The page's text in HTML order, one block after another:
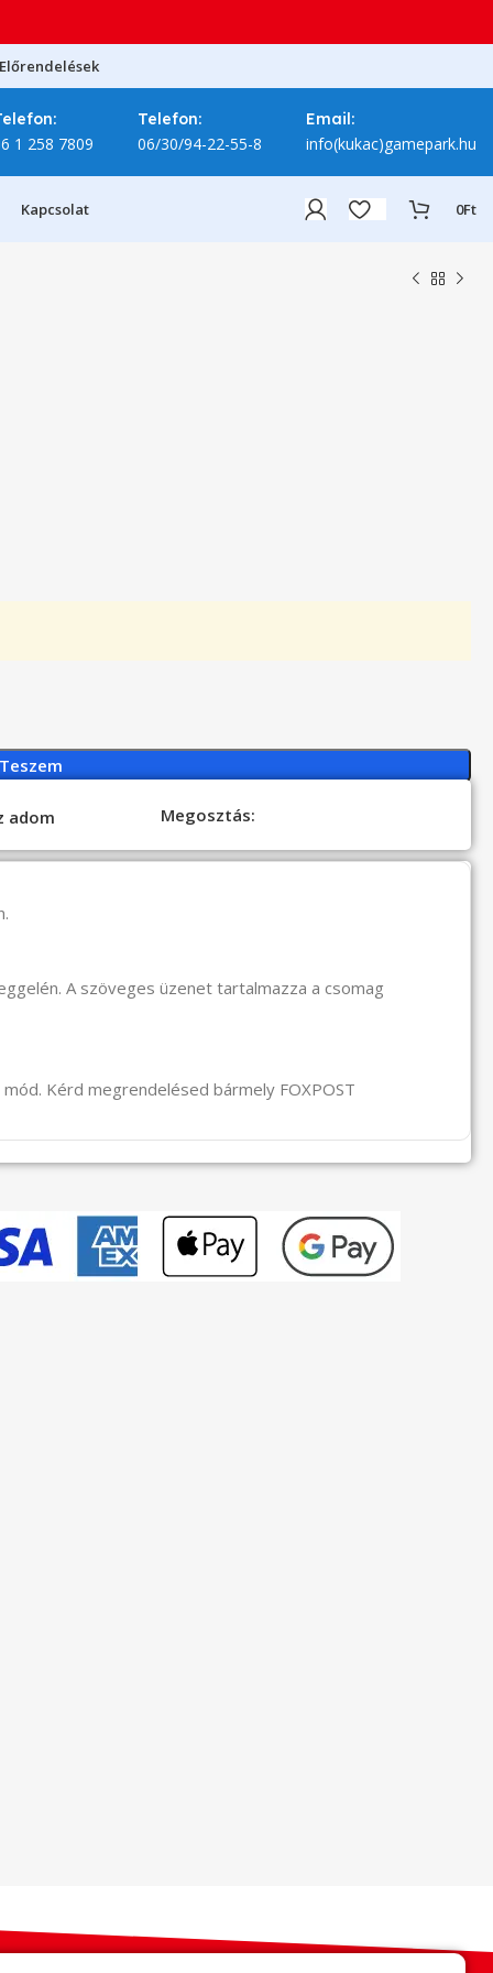
Előrendelések
1 258 7809
Telefon:
06/30/94-22-55-8
Email:
info(kukac)gamepark.hu
Kapcsolat 0Ft
adom Megosztás:
A szöveges üzenet tartalmazza a csomag
Kérd megrendelésed bármely FOXPOST